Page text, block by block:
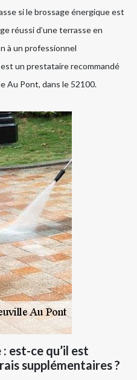
si le brossage énergique est
réussi d’une terrasse en
à un professionnel
un prestataire recommandé
Au Pont, dans le 52100.
est-ce qu’il est
supplémentaires ?